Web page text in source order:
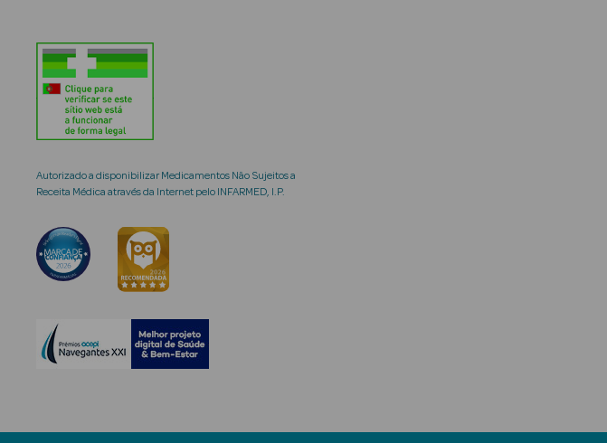
Autorizado a disponibilizar Medicamentos Não Sujeitos a
Receita Médica através da Internet pelo INFARMED, I.P.